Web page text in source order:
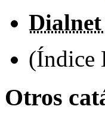
(Índice
Otros